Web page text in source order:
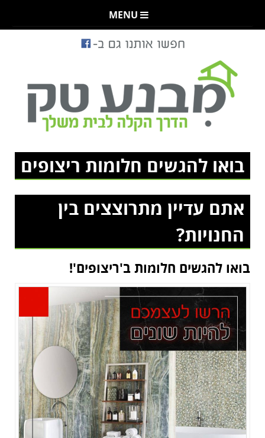
MENU
בואו להגשים חלומות ריצופים
אתם עדיין מתרוצצים בין
החנויות?
בואו להגשים חלומות ב'ריצופים'!